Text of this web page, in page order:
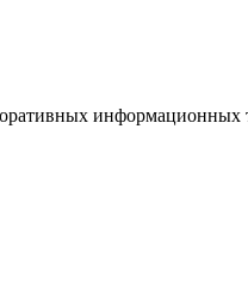
информационных